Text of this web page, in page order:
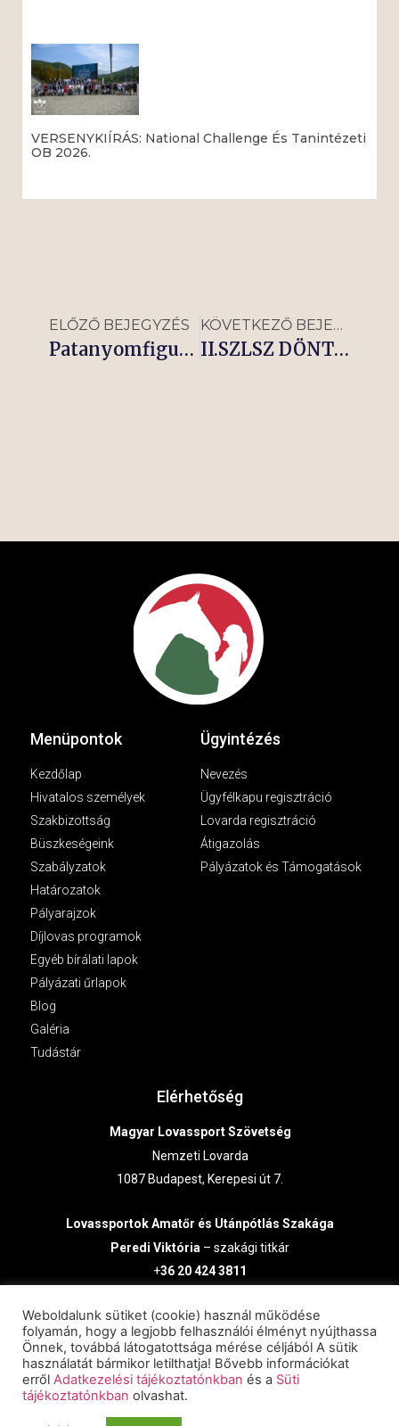
VERSENYKIÍRÁS: National Challenge És Tanintézeti
OB 2026.
ELŐZŐ BEJEGYZÉS
Patanyomfigurák
KÖVETKEZŐ BEJEGYZÉS
II.SZLSZ DÖNTŐ NEMZETI LOVARDA okt. 21-23!
Menüpontok
Kezdőlap
Hivatalos személyek
Szakbizottság
Büszkeségeink
Szabályzatok
Határozatok
Pályarajzok
Díjlovas programok
Egyéb bírálati lapok
Pályázati űrlapok
Blog
Galéria
Tudástár
Ügyintézés
Nevezés
Ügyfélkapu regisztráció
Lovarda regisztráció
Átigazolás
Pályázatok és Támogatások
Elérhetőség
Magyar Lovassport Szövetség
Nemzeti Lovarda
1087 Budapest, Kerepesi út 7.
LovassportokAmatőr és Utánpótlás Szakága
Peredi Viktória – szakági titkár
+36 20 424 3811
Weboldalunk sütiket (cookie) használ működése
folyamán, hogy a legjobb felhasználói élményt nyújthassa
Önnek, továbbá látogatottsága mérése céljából A sütik
használatát bármikor letilthatja! Bővebb információkat
erről Adatkezelési tájékoztatónkban és a Süti
tájékoztatónkban olvashat.